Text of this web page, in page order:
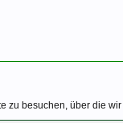
zu besuchen, über die